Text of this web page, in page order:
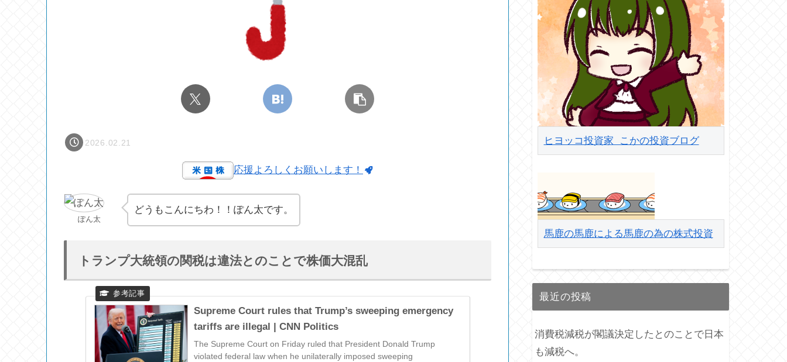
2026.02.21
応援よろしくお願いします！
ぽん太
どうもこんにちわ！！ぽん太です。
トランプ大統領の関税は違法とのことで株価大混乱
Supreme Court rules that Trump’s sweeping emergency
tariffs are illegal | CNN Politics
The Supreme Court on Friday ruled that President Donald Trump
violated federal law when he unilaterally imposed sweeping
ヒヨッコ投資家 こかの投資ブログ
馬鹿の馬鹿による馬鹿の為の株式投資
最近の投稿
消費税減税が閣議決定したとのことで日本
も減税へ。